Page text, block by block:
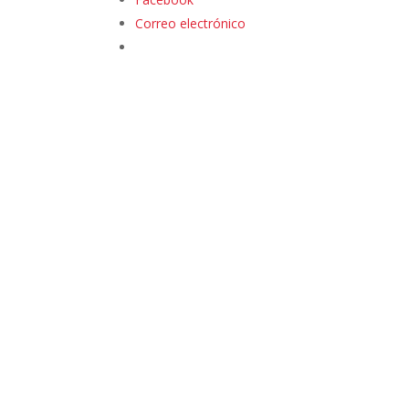
Correo electrónico